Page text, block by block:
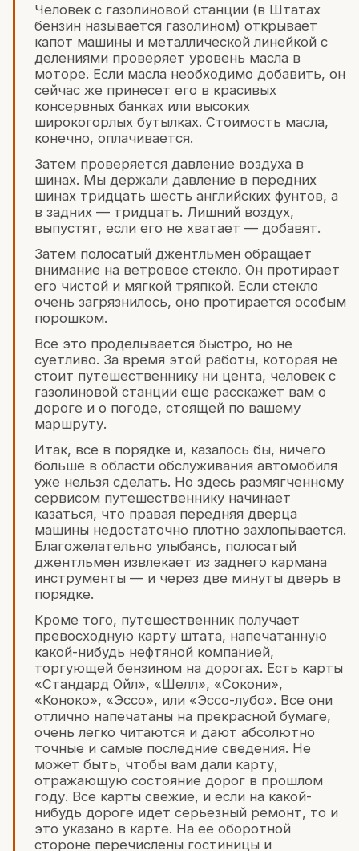
Человек с газолиновой станции (в Штатах
бензин называется газолином) открывает
капот машины и металлической линейкой с
делениями проверяет уровень масла в
моторе. Если масла необходимо добавить, он
сейчас же принесет его в красивых
консервных банках или высоких
широкогорлых бутылках. Стоимость масла,
конечно, оплачивается.
Затем проверяется давление воздуха в
шинах. Мы держали давление в передних
шинах тридцать шесть английских фунтов, а
в задних — тридцать. Лишний воздух,
выпустят, если его не хватает — добавят.
Затем полосатый джентльмен обращает
внимание на ветровое стекло. Он протирает
его чистой и мягкой тряпкой. Если стекло
очень загрязнилось, оно протирается особым
порошком.
Все это проделывается быстро, но не
суетливо. За время этой работы, которая не
стоит путешественнику ни цента, человек с
газолиновой станции еще расскажет вам о
дороге и о погоде, стоящей по вашему
маршруту.
Итак, все в порядке и, казалось бы, ничего
больше в области обслуживания автомобиля
уже нельзя сделать. Но здесь размягченному
сервисом путешественнику начинает
казаться, что правая передняя дверца
машины недостаточно плотно захлопывается.
Благожелательно улыбаясь, полосатый
джентльмен извлекает из заднего кармана
инструменты — и через две минуты дверь в
порядке.
Кроме того, путешественник получает
превосходную карту штата, напечатанную
какой-нибудь нефтяной компанией,
торгующей бензином на дорогах. Есть карты
«Стандард Ойл», «Шелл», «Сокони»,
«Коноко», «Эссо», или «Эссо-лубо». Все они
отлично напечатаны на прекрасной бумаге,
очень легко читаются и дают абсолютно
точные и самые последние сведения. Не
может быть, чтобы вам дали карту,
отражающую состояние дорог в прошлом
году. Все карты свежие, и если на какой-
нибудь дороге идет серьезный ремонт, то и
это указано в карте. На ее оборотной
стороне перечислены гостиницы и